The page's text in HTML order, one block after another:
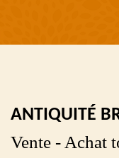
ANTIQUITÉ
Vente - Achat